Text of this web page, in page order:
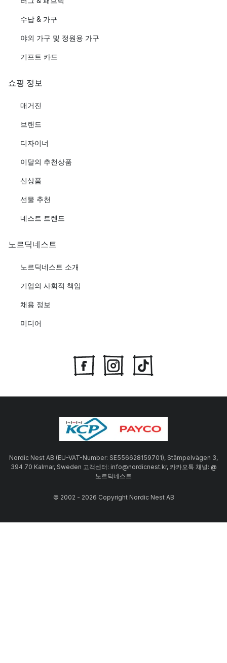
수납 & 가구
야외 가구 및 정원용 가구
기프트 카드
쇼핑 정보
매거진
브랜드
디자이너
이달의 추천상품
신상품
선물 추천
네스트 트렌드
노르딕네스트
노르딕네스트 소개
기업의 사회적 책임
채용 정보
미디어
Nordic Nest AB (EU-VAT-Number: SE556628159701), Stämpelvägen 3,
394 70 Kalmar, Sweden 고객센터: info@nordicnest.kr, 카카오톡 채널: @
노르딕네스트
© 2002 - 2026 Copyright Nordic Nest AB